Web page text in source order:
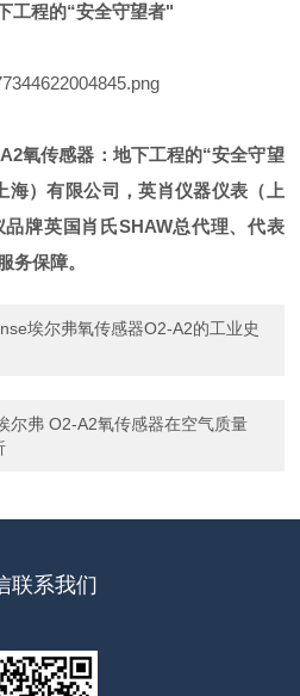
工程的“安全守望者"
氧传感器：地下工程的“安全守望
海）有限公司，英肖仪器仪表（上
牌英国肖氏SHAW总代理、代表
务保障。
埃尔弗氧传感器O2-A2的工业史
尔弗 O2-A2氧传感器在空气质量
联系我们